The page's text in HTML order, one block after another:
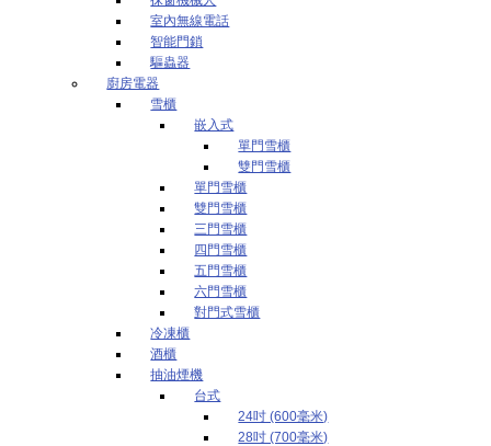
室內無線電話
智能門鎖
驅蟲器
廚房電器
雪櫃
嵌入式
單門雪櫃
雙門雪櫃
單門雪櫃
雙門雪櫃
三門雪櫃
四門雪櫃
五門雪櫃
六門雪櫃
對門式雪櫃
冷凍櫃
酒櫃
抽油煙機
台式
24吋 (600毫米)
28吋 (700毫米)